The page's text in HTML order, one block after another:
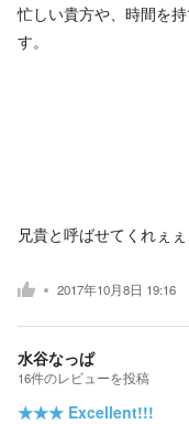
忙しい貴方や、時間を
す。
兄貴と呼ばせてくれぇぇ
2017年10月8日 19:16
水谷なっぱ
16件のレビューを投稿
★★★ Excellent!!!